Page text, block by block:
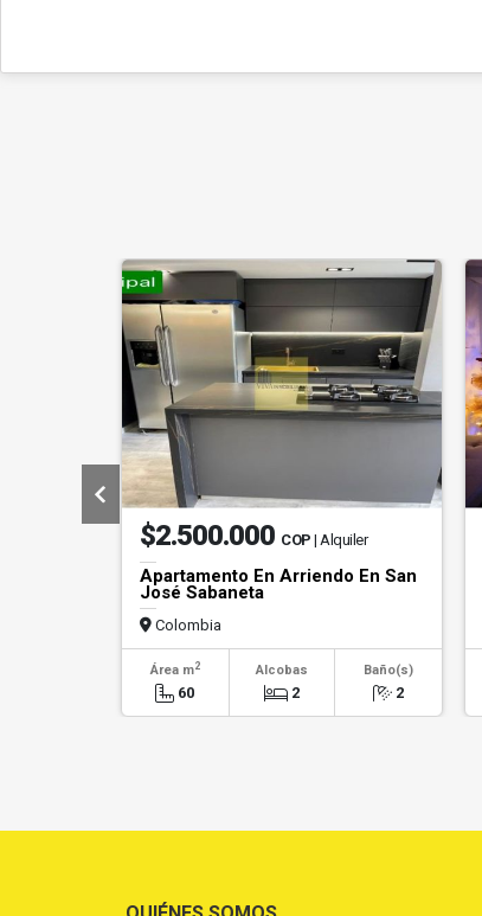
$2.500.000 COP | Alquiler
Apartamento En Arriendo En San
José Sabaneta
Colombia
Área m2
60
Alcobas
2
Baño(s)
2